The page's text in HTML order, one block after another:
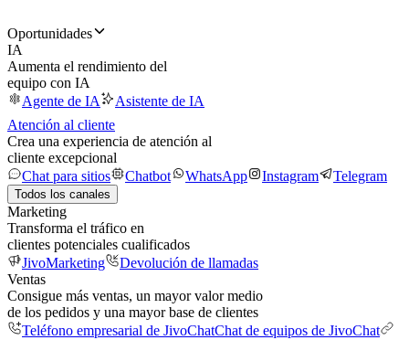
Oportunidades
IA
Aumenta el rendimiento del
equipo con IA
Agente de IA
Asistente de IA
Atención al cliente
Crea una experiencia de atención al
cliente excepcional
Chat para sitios
Chatbot WhatsApp Instagram Telegram
Todos los canales
Marketing
Transforma el tráfico en
clientes potenciales cualificados
JivoMarketing
Devolución de llamadas
Ventas
Consigue más ventas, un mayor valor medio
de los pedidos y una mayor base de clientes
Teléfono empresarial de JivoChatChat de equipos de JivoChat